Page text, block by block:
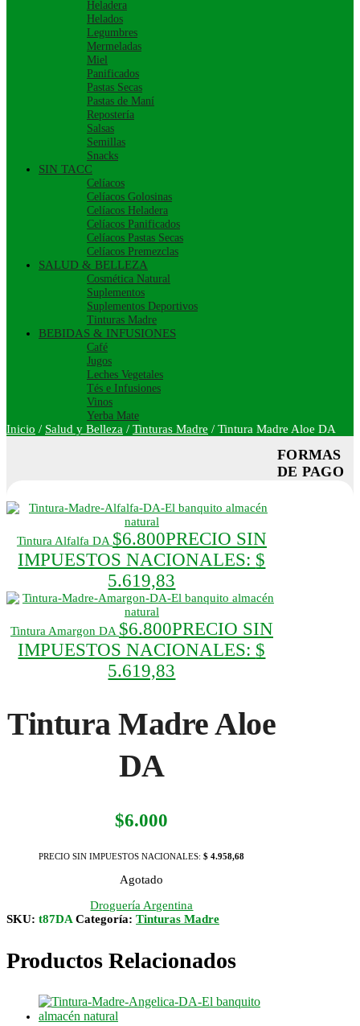
Heladera
Helados
Legumbres
Mermeladas
Miel
Panificados
Pastas Secas
Pastas de Maní
Repostería
Salsas
Semillas
Snacks
SIN TACC
Celíacos
Celíacos Golosinas
Celíacos Heladera
Celíacos Panificados
Celíacos Pastas Secas
Celíacos Premezclas
SALUD & BELLEZA
Cosmética Natural
Suplementos
Suplementos Deportivos
Tinturas Madre
BEBIDAS & INFUSIONES
Café
Jugos
Leches Vegetales
Tés e Infusiones
Vinos
Yerba Mate
Inicio / Salud y Belleza / Tinturas Madre / Tintura Madre Aloe DA
Tintura Alfalfa DA $6.800PRECIO SIN
IMPUESTOS NACIONALES: $
5.619,83
Tintura Amargon DA $6.800PRECIO SIN
IMPUESTOS NACIONALES: $
5.619,83
Tintura Madre Aloe
DA
$6.000
PRECIO SIN IMPUESTOS NACIONALES:$ 4.958,68
Agotado
Droguería Argentina
SKU: t87DA Categoría: Tinturas Madre
Productos Relacionados
FORMAS
DE PAGO